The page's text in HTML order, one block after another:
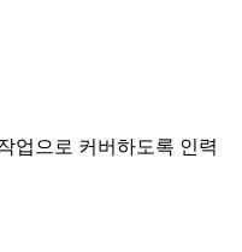
업으로 커버하도록 인력